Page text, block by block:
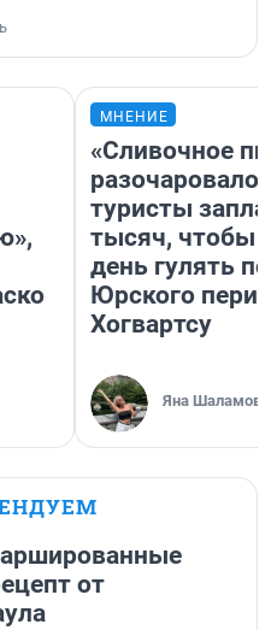
МНЕНИЕ
«Сливочное
разочаровало»:
туристы
тысяч, чтобы
день гулять по
Юрского
Хогвартсу
Яна Шаламова
от